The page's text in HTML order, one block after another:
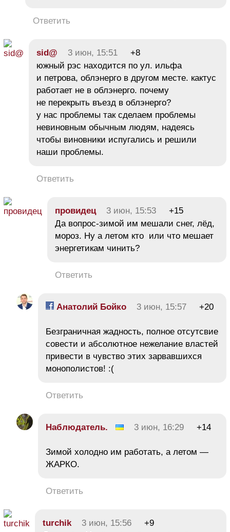
Ответить
sid@ 3 июн, 15:51
+8
южный рэс находится по ул. ильфа
и петрова, облэнерго в другом месте. кактус
работает не в облэнерго. почему
не перекрыть въезд в облэнерго?
у нас проблемы так сделаем проблемы
невиновным обычным людям, надеясь
чтобы виновники испугались и решили
наши проблемы.
Ответить
провидец 3 июн, 15:53
+15
Да вопрос-зимой им мешали снег, лёд,
мороз. Ну а летом кто или что мешает
энергетикам чинить?
Ответить
Анатолий Бойко 3 июн, 15:57 +20
Безграничная жадность, полное отсутсвие
совести и абсолютное нежелание властей
привести в чувство этих зарвавшихся
монополистов! :(
Ответить
Наблюдатель. 3 июн, 16:29 +14
Зимой холодно им работать, а летом —
ЖАРКО.
Ответить
turchik 3 июн, 15:56
+9